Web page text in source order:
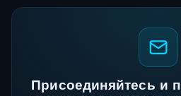
Присоединяйтесь и